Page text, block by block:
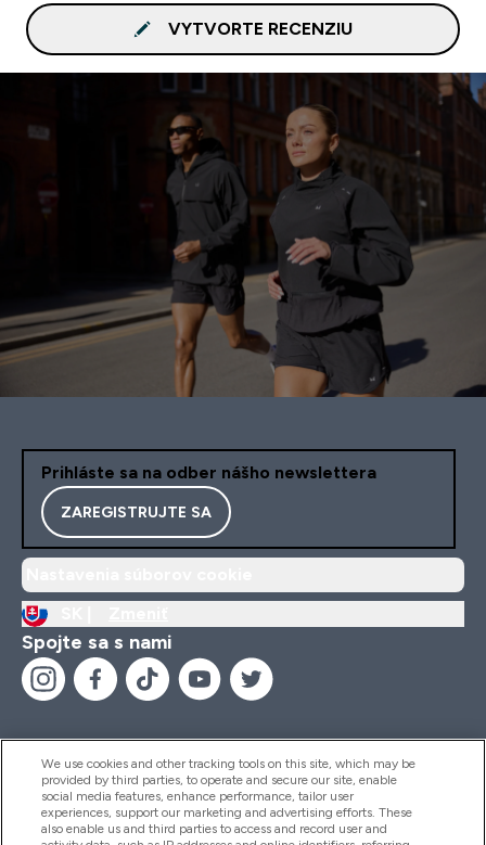
VYTVORTE RECENZIU
Prihláste sa na odber nášho newslettera
ZAREGISTRUJTE SA
Spojte sa s nami
Pomoc & Informácie
We use cookies and other tracking tools on this site, which may be
provided by third parties, to operate and secure our site, enable
social media features, enhance performance, tailor user
experiences, support our marketing and advertising efforts. These
also enable us and third parties to access and record user and